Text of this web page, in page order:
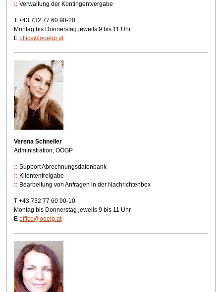
Verwaltung der Kontingentvergabe
T +43.732.77 60 90-20
Montag bis Donnerstag jeweils 9 bis 11 Uhr
Eoffice@ooegp.at
Verena Schneller
Administration, OÖGP
Support Abrechnungsdatenbank
Klientenfreigabe
Bearbeitung von Anfragen in der Nachrichtenbox
T +43.732.77 60 90-10
Montag bis Donnerstag jeweils 9 bis 11 Uhr
Eoffice@ooelp.at